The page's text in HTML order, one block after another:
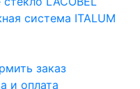
система ITALUM
заказ
и оплата